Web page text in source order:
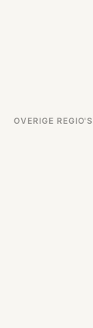
OVERIGE REGIO'S